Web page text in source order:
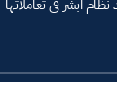
ابشر في تعاملاتها